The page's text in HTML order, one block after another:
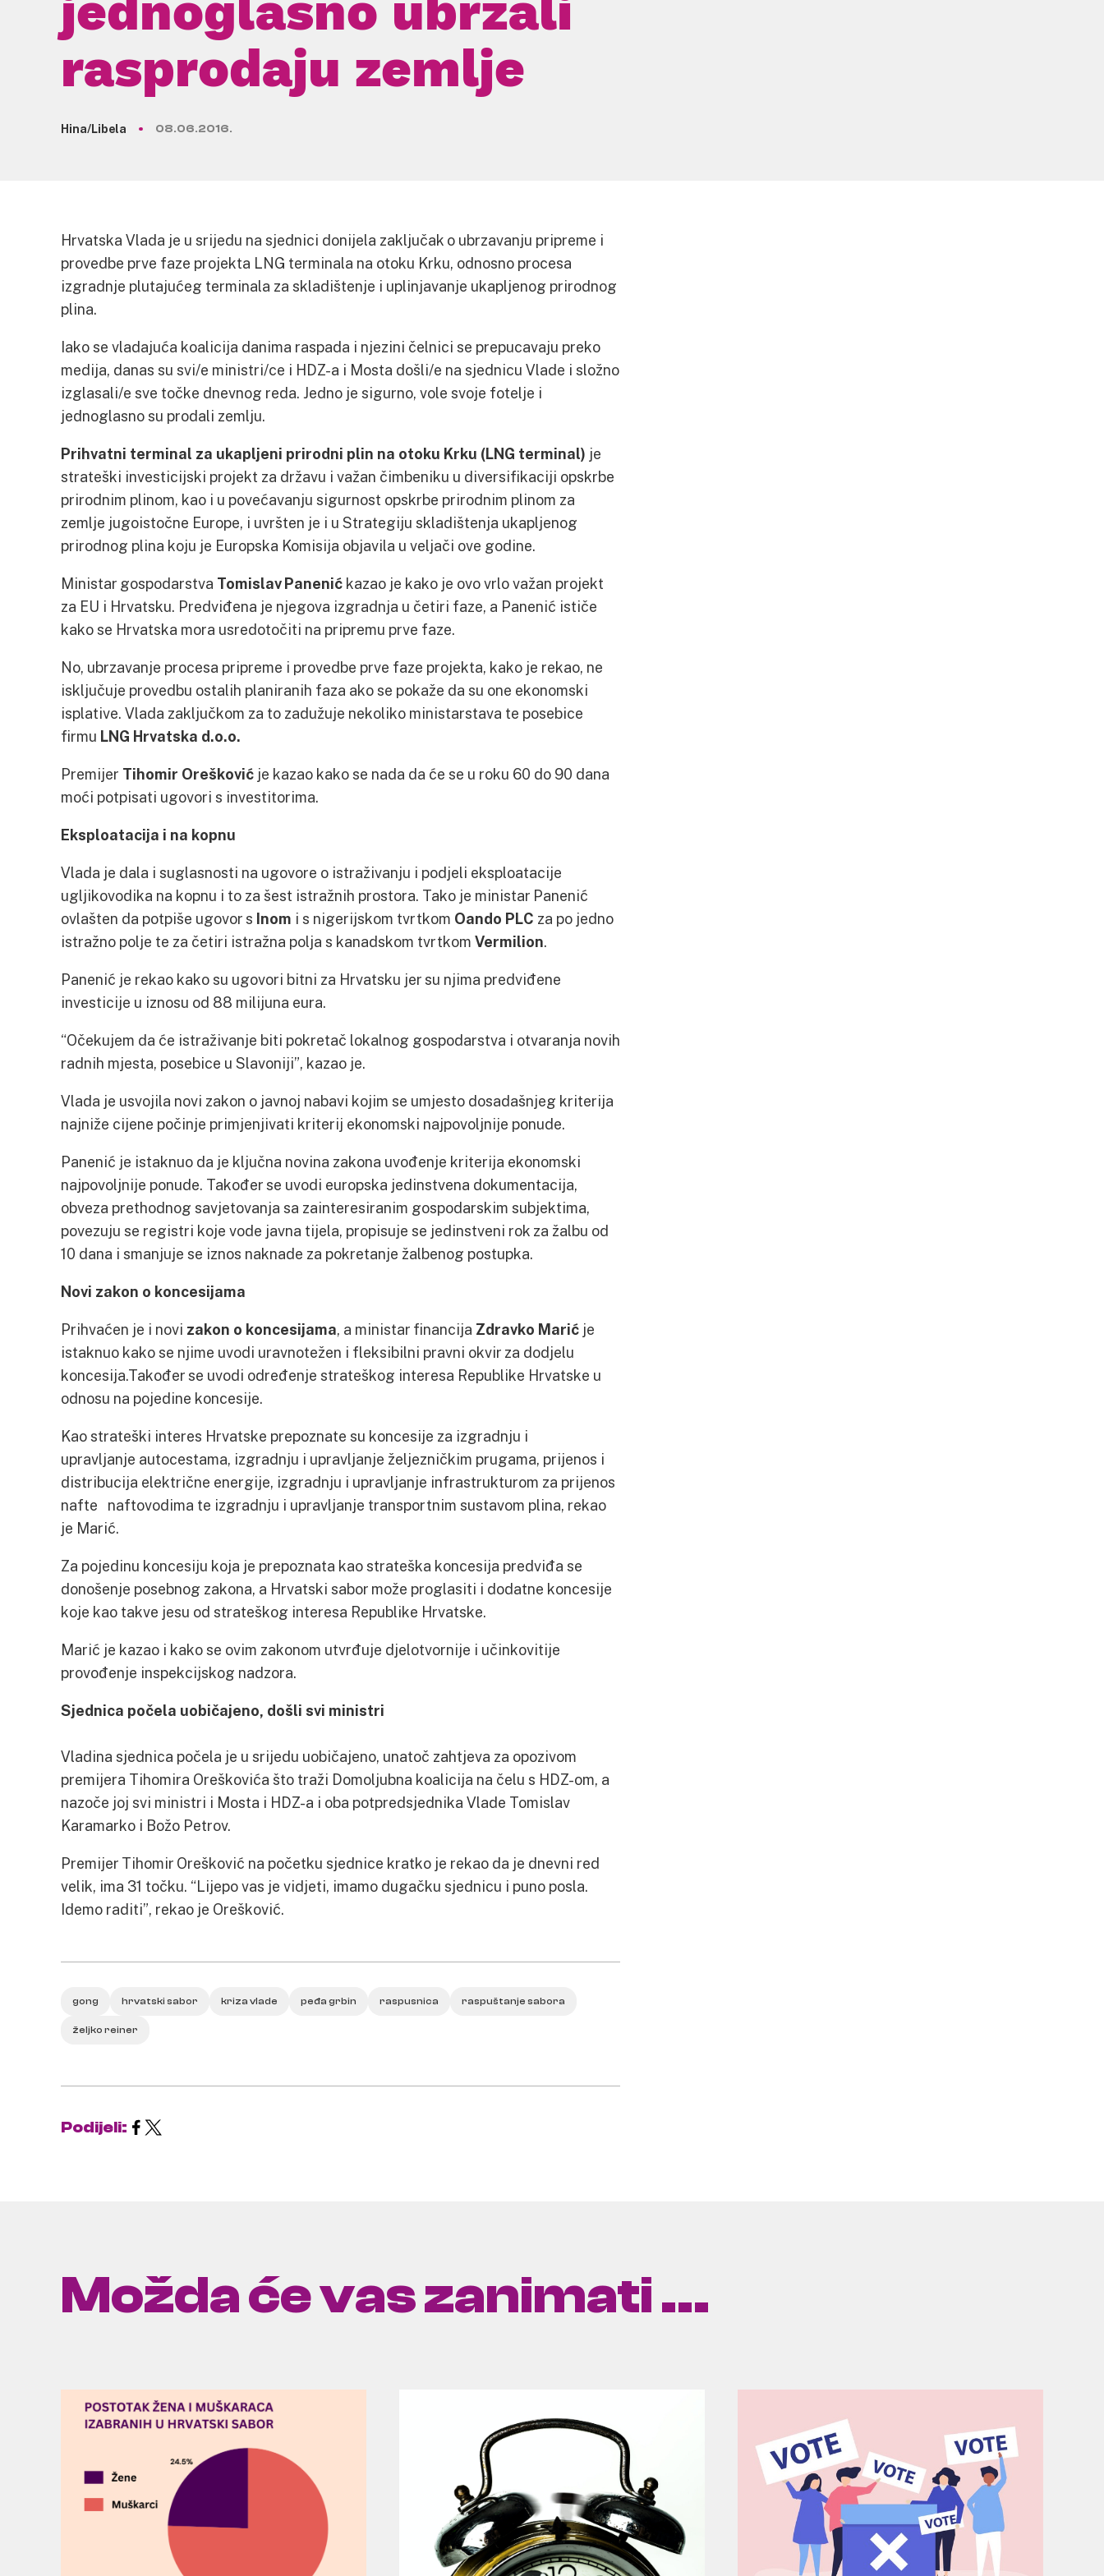
rasprodaju zemlje
Hina/Libela 08.06.2016.
Hrvatska Vlada je u srijedu na sjednici donijela zaključak o ubrzavanju pripreme i
provedbe prve faze projekta LNG terminala na otoku Krku, odnosno procesa
izgradnje plutajućeg terminala za skladištenje i uplinjavanje ukapljenog prirodnog
plina.
Iako se vladajuća koalicija danima raspada i njezini čelnici se prepucavaju preko
medija, danas su svi/e ministri/ce i HDZ-a i Mosta došli/e na sjednicu Vlade i složno
izglasali/e sve točke dnevnog reda. Jedno je sigurno, vole svoje fotelje i
jednoglasno su prodali zemlju.
Prihvatni terminal za ukapljeni prirodni plin na otoku Krku (LNG terminal) je
strateški investicijski projekt za državu i važan čimbeniku u diversifikaciji opskrbe
prirodnim plinom, kao i u povećavanju sigurnost opskrbe prirodnim plinom za
zemlje jugoistočne Europe, i uvršten je i u Strategiju skladištenja ukapljenog
prirodnog plina koju je Europska Komisija objavila u veljači ove godine.
Ministar gospodarstva Tomislav Panenić kazao je kako je ovo vrlo važan projekt
za EU i Hrvatsku. Predviđena je njegova izgradnja u četiri faze, a Panenić ističe
kako se Hrvatska mora usredotočiti na pripremu prve faze.
No, ubrzavanje procesa pripreme i provedbe prve faze projekta, kako je rekao, ne
isključuje provedbu ostalih planiranih faza ako se pokaže da su one ekonomski
isplative. Vlada zaključkom za to zadužuje nekoliko ministarstava te posebice
firmu LNG Hrvatska d.o.o.
Premijer Tihomir Orešković je kazao kako se nada da će se u roku 60 do 90 dana
moći potpisati ugovori s investitorima.
Eksploatacija i na kopnu
Vlada je dala i suglasnosti na ugovore o istraživanju i podjeli eksploatacije
ugljikovodika na kopnu i to za šest istražnih prostora. Tako je ministar Panenić
ovlašten da potpiše ugovor s Inom i s nigerijskom tvrtkom Oando PLC za po jedno
istražno polje te za četiri istražna polja s kanadskom tvrtkom Vermilion.
Panenić je rekao kako su ugovori bitni za Hrvatsku jer su njima predviđene
investicije u iznosu od 88 milijuna eura.
“Očekujem da će istraživanje biti pokretač lokalnog gospodarstva i otvaranja novih
radnih mjesta, posebice u Slavoniji”, kazao je.
Vlada je usvojila novi zakon o javnoj nabavi kojim se umjesto dosadašnjeg kriterija
najniže cijene počinje primjenjivati kriterij ekonomski najpovoljnije ponude.
Panenić je istaknuo da je ključna novina zakona uvođenje kriterija ekonomski
najpovoljnije ponude. Također se uvodi europska jedinstvena dokumentacija,
obveza prethodnog savjetovanja sa zainteresiranim gospodarskim subjektima,
povezuju se registri koje vode javna tijela, propisuje se jedinstveni rok za žalbu od
10 dana i smanjuje se iznos naknade za pokretanje žalbenog postupka.
Novi zakon o koncesijama
Prihvaćen je i novi zakon o koncesijama, a ministar financija Zdravko Marić je
istaknuo kako se njime uvodi uravnotežen i fleksibilni pravni okvir za dodjelu
koncesija.Također se uvodi određenje strateškog interesa Republike Hrvatske u
odnosu na pojedine koncesije.
Kao strateški interes Hrvatske prepoznate su koncesije za izgradnju i
upravljanje autocestama, izgradnju i upravljanje željezničkim prugama, prijenos i
distribucija električne energije, izgradnju i upravljanje infrastrukturom za prijenos
nafte naftovodima te izgradnju i upravljanje transportnim sustavom plina, rekao
je Marić.
Za pojedinu koncesiju koja je prepoznata kao strateška koncesija predviđa se
donošenje posebnog zakona, a Hrvatski sabor može proglasiti i dodatne koncesije
koje kao takve jesu od strateškog interesa Republike Hrvatske.
Marić je kazao i kako se ovim zakonom utvrđuje djelotvornije i učinkovitije
provođenje inspekcijskog nadzora.
Sjednica počela uobičajeno, došli svi ministri
Vladina sjednica počela je u srijedu uobičajeno, unatoč zahtjeva za opozivom
premijera Tihomira Oreškovića što traži Domoljubna koalicija na čelu s HDZ-om, a
nazoče joj svi ministri i Mosta i HDZ-a i oba potpredsjednika Vlade Tomislav
Karamarko i Božo Petrov.
Premijer Tihomir Orešković na početku sjednice kratko je rekao da je dnevni red
velik, ima 31 točku. “Lijepo vas je vidjeti, imamo dugačku sjednicu i puno posla.
Idemo raditi”, rekao je Orešković.
gong hrvatski sabor kriza vlade peđa grbin raspusnica raspuštanje sabora
željko reiner
Podijeli:
Možda će vas zanimati ...